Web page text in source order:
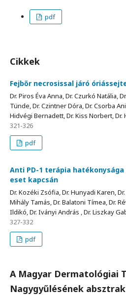
pdf
Cikkek
Fejbőr necrosissal járó
Dr. Piros Éva Anna, Dr. Czurkó Natália,
Tünde, Dr. Czintner Dóra, Dr. Csorba
Hidvégi Bernadett, Dr. Kiss Norbert, Dr.
321-326
pdf
Anti PD-1 terápia
eset kapcsán
Dr. Kozéki Zsófia, Dr. Hunyadi Karen,
Mihály Tamás, Dr. Balatoni Tímea, Dr.
Ildikó, Dr. Iványi András , Dr. Liszkay
327-332
pdf
A Magyar Dermatológiai
Nagygyűlésének